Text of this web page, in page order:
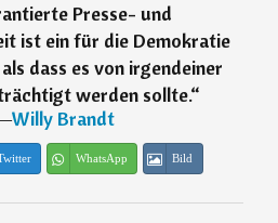
Presse- und
ist ein für die Demokratie
dass es von irgendeiner
werden sollte.“
Willy Brandt
WhatsApp Bild